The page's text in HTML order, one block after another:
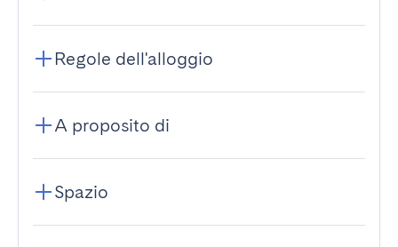
Regole dell'alloggio
A proposito di
Spazio